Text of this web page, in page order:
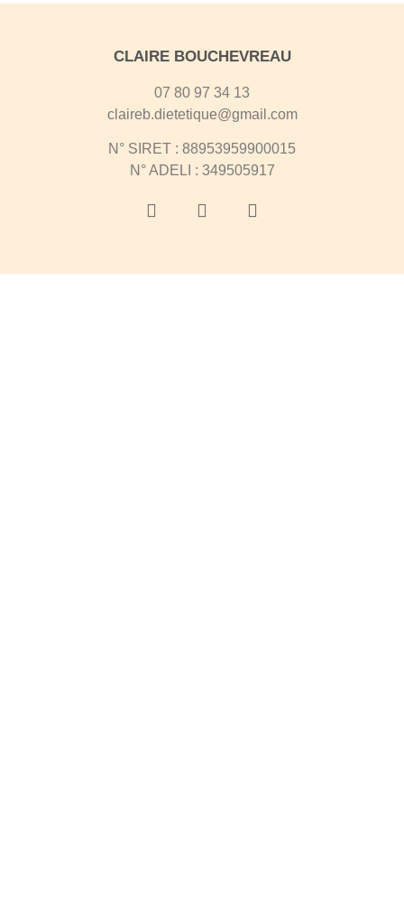
CLAIRE BOUCHEVREAU
07 80 97 34 13
claireb.dietetique@gmail.com​
N° SIRET : 88953959900015
N° ADELI : 349505917